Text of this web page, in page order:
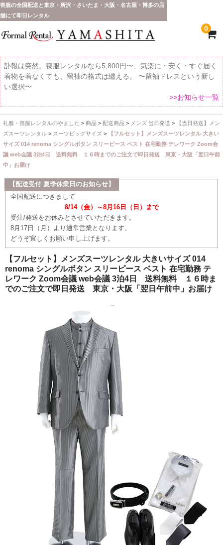
喪服の全国配送と東京・所沢・さいたま・大阪・名古屋・博多の店
舗にて即日レンタル
0
訃報は突然。喪服レンタルなら5,800円〜、気楽に・安く・すぐ届く
着物を着なくても、留袖の格式は纏える。 〜留袖ドレスという新し
い選択〜
>>お知らせ一覧
ホーム
受取り場所が選べます
東京即日バイク便
ご注文の流れ
よくあるご質問
礼服・喪服レンタルのやました > 商品> 配送商品> メンズ 当日発送 >
【当日発送】メン
ズスーツレンタル> スーツビッグサイズ>
【フルセット】メンズスーツレンタル 大きい
サイズ 014 renoma シングルボタン スリーピース ベスト 在宅勤務 テレワーク Zoom会
議 web会議 3泊4日 送料無料 １６時までのご注文で即日発送 東京・大阪「翌日午前
中」お届け
【配送受付 夏季休業日のお知らせ】
全国配送につきまして
8/14（金）～8月16日（日）まで
受注/発送をお休みとさせていただきます。
8月17日（月）より通常営業となります。
どうぞ宜しくお願い申し上げます。
【フルセット】メンズスーツレンタル 大きいサイズ 014
renoma シングルボタン スリーピース ベスト 在宅勤務 テ
レワーク Zoom会議 web会議 3泊4日 送料無料 １６時ま
でのご注文で即日発送 東京・大阪「翌日午前中」お届け